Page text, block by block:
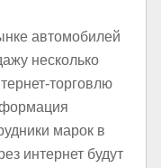
автомобилей
несколько
торговлю
марок в
интернет будут